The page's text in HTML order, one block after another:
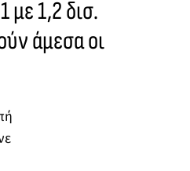
με 1,2 δισ.
άμεσα οι